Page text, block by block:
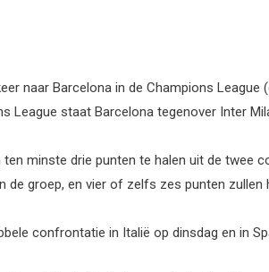
naar Barcelona in de Champions League
League staat Barcelona tegenover Inter
minste drie punten te halen uit de twee
groep, en vier of zelfs zes punten
confrontatie in Italië op dinsdag en in